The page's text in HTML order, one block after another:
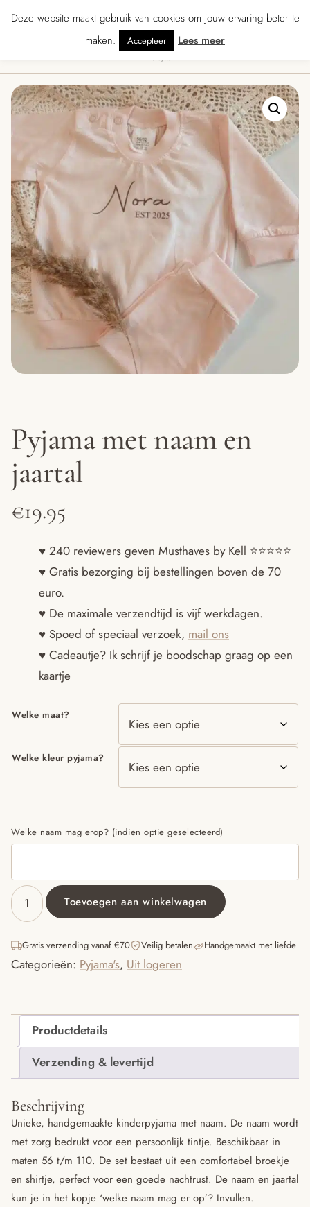
· Gratis verzending vanaf € 70 · Gratis kaartje met je bestelling •
Pyjama met naam en
jaartal
€19.95
♥ 240 reviewers geven Musthaves by Kell ⭐️⭐️⭐️⭐️⭐️
♥ Gratis bezorging bij bestellingen boven de 70
euro.
♥ De maximale verzendtijd is vijf werkdagen.
♥ Spoed of speciaal verzoek, mail ons
♥ Cadeautje? Ik schrijf je boodschap graag op een
kaartje
Welke maat?
Welke kleur pyjama?
Welke naam mag erop? (indien optie geselecteerd)
Pyjama
met
en
jaartal
Toevoegen aan winkelwagen
Gratis verzending vanaf €70 Veilig betalen Handgemaakt met liefde
Categorieën: Pyjama's, Uit logeren
Productdetails
Verzending & levertijd
Beschrijving
Unieke, handgemaakte kinderpyjama met naam. De naam wordt
met zorg bedrukt voor een persoonlijk tintje. Beschikbaar in
maten 56 t/m 110. De set bestaat uit een comfortabel broekje
en shirtje, perfect voor een goede nachtrust. De naam en jaartal
kun je in het kopje ‘welke naam mag er op’? Invullen.
Deze website maakt gebruik van cookies om jouw ervaring beter te
maken.
Accepteer Lees meer